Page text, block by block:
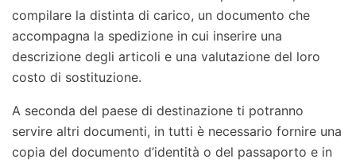
compilare la distinta di carico, un documento che
accompagna la spedizione in cui inserire una
descrizione degli articoli e una valutazione del loro
costo di sostituzione.
A seconda del paese di destinazione ti potranno
servire altri documenti, in tutti è necessario fornire una
copia del documento d’identità o del passaporto e in